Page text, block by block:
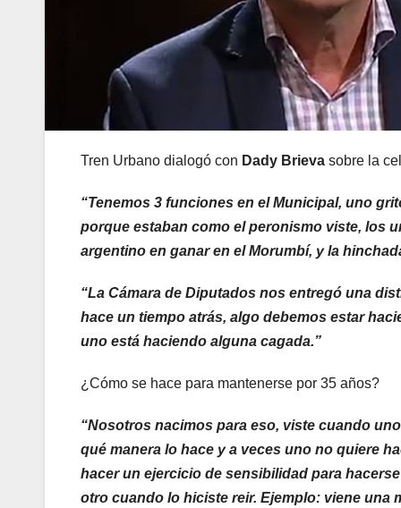
Tren Urbano dialogó con Dady Brieva sobre la
“Tenemos 3 funciones en el Municipal, uno
porque estaban como el peronismo viste, los
argentino en ganar en el Morumbí, y la
“La Cámara de Diputados nos entregó una
hace un tiempo atrás, algo debemos estar
uno está haciendo alguna cagada.”
¿Cómo se hace para mantenerse por 35 años?
“Nosotros nacimos para eso, viste cuando
qué manera lo hace y a veces uno no quiere
hacer un ejercicio de sensibilidad para
otro cuando lo hiciste reir. Ejemplo: viene una